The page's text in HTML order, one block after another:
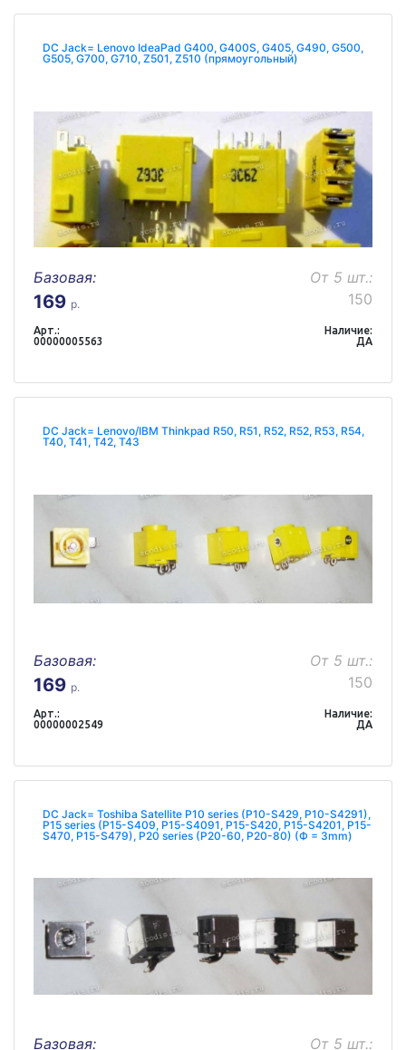
DC Jack= Lenovo IdeaPad G400, G400S, G405, G490, G500,
G505, G700, G710, Z501, Z510 (прямоугольный)
Базовая:
169 р.
От 5 шт.:
150
Арт.:
00000005563
Наличие:
ДА
DC Jack= Lenovo/IBM Thinkpad R50, R51, R52, R52, R53, R54,
T40, T41, T42, T43
Базовая:
169 р.
От 5 шт.:
150
Арт.:
00000002549
Наличие:
ДА
DC Jack= Toshiba Satellite P10 series (P10-S429, P10-S4291),
P15 series (P15-S409, P15-S4091, P15-S420, P15-S4201, P15-
S470, P15-S479), P20 series (P20-60, P20-80) (Ф = 3mm)
Базовая:
От 5 шт.: